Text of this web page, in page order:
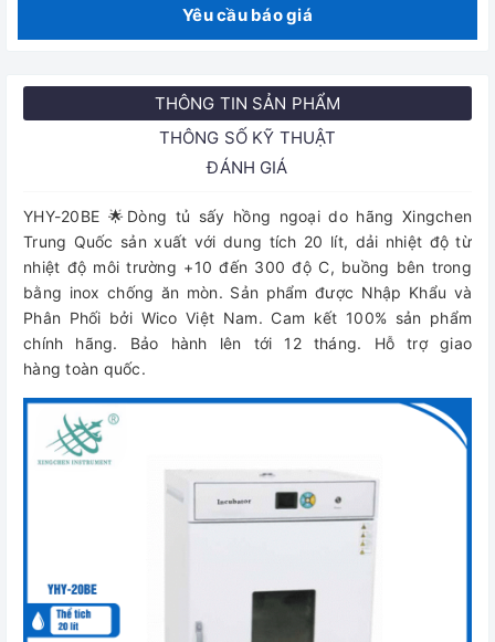
Yêu cầu báo giá
THÔNG TIN SẢN PHẨM
THÔNG SỐ KỸ THUẬT
ĐÁNH GIÁ
YHY-20BE 🌟Dòng tủ sấy hồng ngoại do hãng Xingchen
Trung Quốc sản xuất với dung tích 20 lít, dải nhiệt độ từ
nhiệt độ môi trường +10 đến 300 độ C, buồng bên trong
bằng inox chống ăn mòn. Sản phẩm được Nhập Khẩu và
Phân Phối bởi Wico Việt Nam. Cam kết 100% sản phẩm
chính hãng. Bảo hành lên tới 12 tháng. Hỗ trợ giao
hàng toàn quốc.